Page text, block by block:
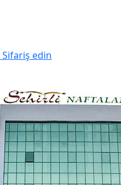
Sifariş edin